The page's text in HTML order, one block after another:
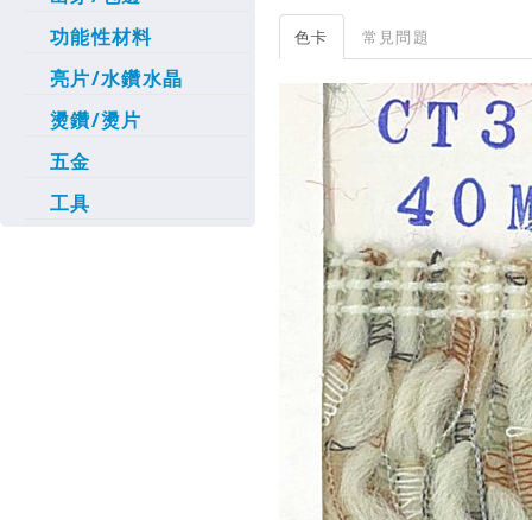
功能性材料
亮片/水鑽水晶
燙鑽/燙片
五金
工具
色卡 常見問題